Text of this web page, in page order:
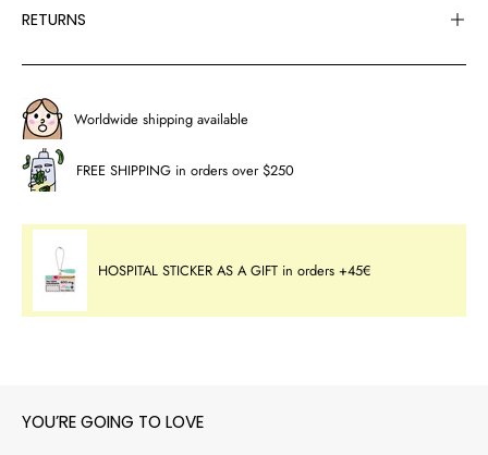
RETURNS
Worldwide shipping available
FREE SHIPPING in orders over $250
HOSPITAL STICKER AS A GIFT in orders +45€
YOU’RE GOING TO LOVE